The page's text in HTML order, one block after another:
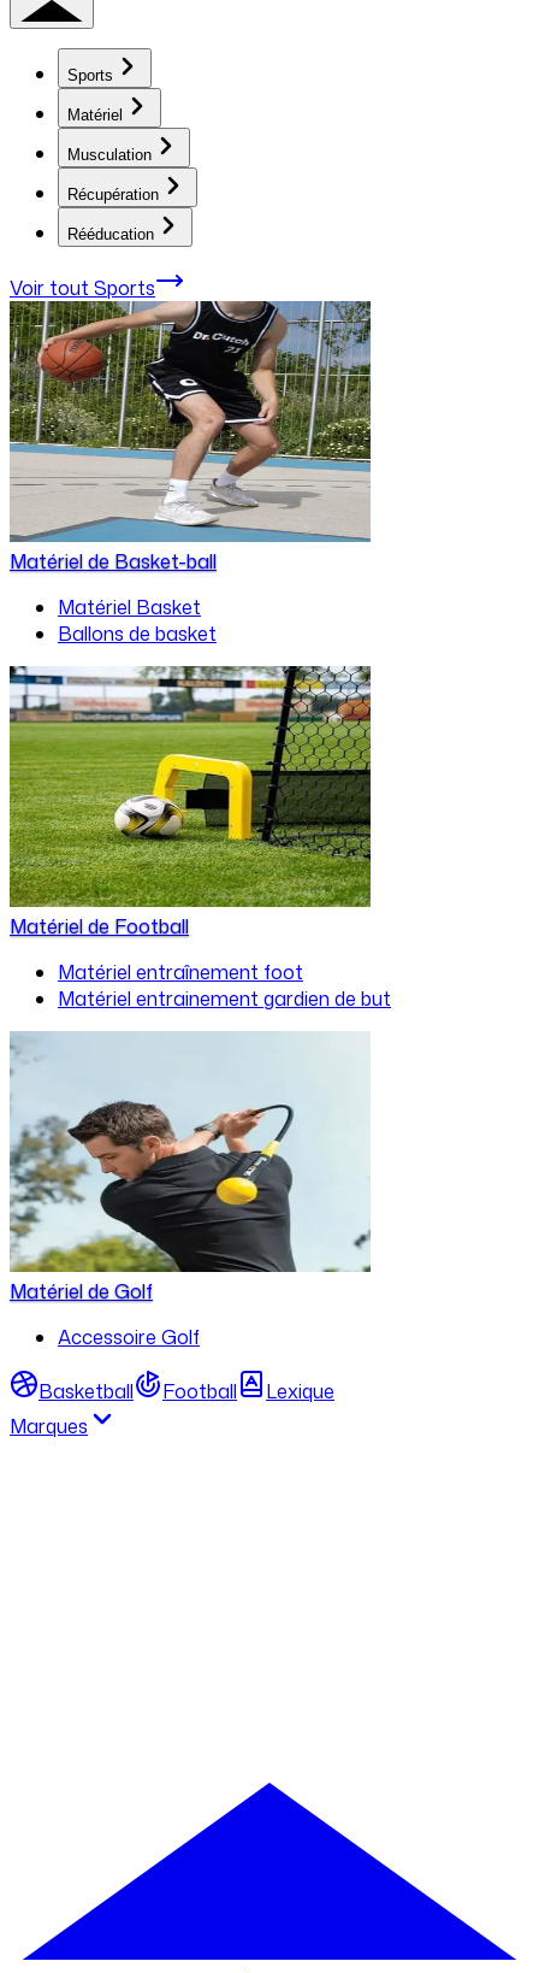
Sports
Matériel
Musculation
Récupération
Rééducation
Voir tout Sports
Matériel de Basket-ball
Matériel Basket
Ballons de basket
Matériel de Football
Matériel entraînement foot
Matériel entrainement gardien de but
Matériel de Golf
Accessoire Golf
Basketball Football
Lexique
Marques